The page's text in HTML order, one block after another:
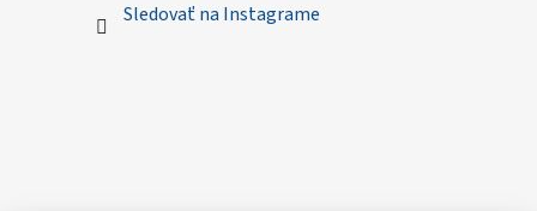
Sledovať na Instagrame